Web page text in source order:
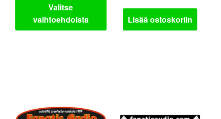
oli:
20,00 €.
10,00 €.
Valitse
vaihtoehdoista
Lisää ostoskoriin